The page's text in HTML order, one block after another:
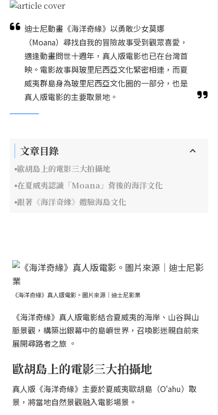
迪士尼動畫《海洋奇緣》以勇敢少女莫娜
（Moana）尋找自我的冒險故事受到觀眾喜愛，
適逢動畫問世十週年，真人版電影也已在台灣首
映。電影故事與玻里尼西亞文化緊密相連，而夏
威夷群島身為玻里尼西亞文化圈的一部分，也是
真人版電影的主要取景地。
文章目錄
歐胡島上的電影三大拍攝地
在夏威夷認識「Moana」背後的海洋文化
跟著《海洋奇緣》體驗海島文化
《海洋奇緣》真人版電影。圖片來源｜迪士尼影業
《海洋奇緣》真人版電影結合夏威夷的海岸、山谷與山
脈景觀，構築出銀幕中的島嶼世界，召喚影迷親自前來
展開尋路者之旅 。
歐胡島上的電影三大拍攝地
真人版《海洋奇緣》主要於夏威夷歐胡島（Oʻahu）取
景，將當地自然景觀融入電影場景。